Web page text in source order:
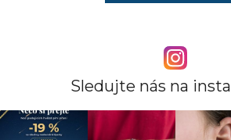
Sledujte nás na